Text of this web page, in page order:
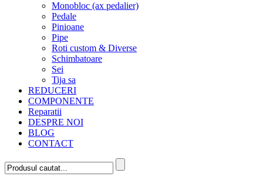
Monobloc (ax pedalier)
Pedale
Pinioane
Pipe
Roti custom & Diverse
Schimbatoare
Sei
Tija sa
REDUCERI
COMPONENTE
Reparatii
DESPRE NOI
BLOG
CONTACT